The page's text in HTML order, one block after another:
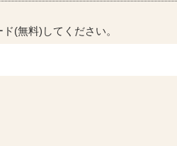
(無料)してください。